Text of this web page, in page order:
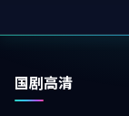
国剧高清